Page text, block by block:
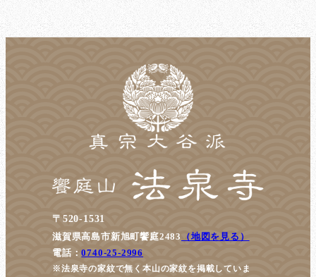
〒520-1531
滋賀県高島市新旭町饗庭2483
（地図を見る）
電話：0740-25-2996
※法泉寺の家紋で無く本山の家紋を掲載していま